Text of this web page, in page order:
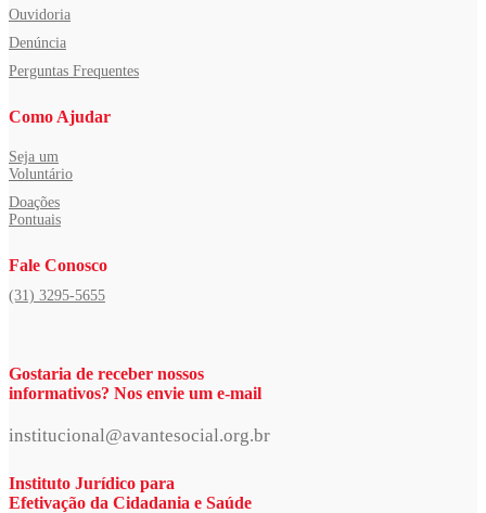
Ouvidoria
Denúncia
Perguntas Frequentes
Como Ajudar
Seja um
Voluntário
Doações
Pontuais
Fale Conosco
(31) 3295-5655
Gostaria de receber nossos
informativos? Nos envie um e-mail
institucional@avantesocial.org.br
Instituto Jurídico para
Efetivação da Cidadania e Saúde